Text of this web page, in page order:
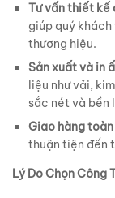
Tư vấn thiết kế
giúp quý khách
thương hiệu.
Sản xuất và in
liệu như vải,
sắc nét và bền
Giao hàng
thuận tiện đến
Lý Do Chọn Công